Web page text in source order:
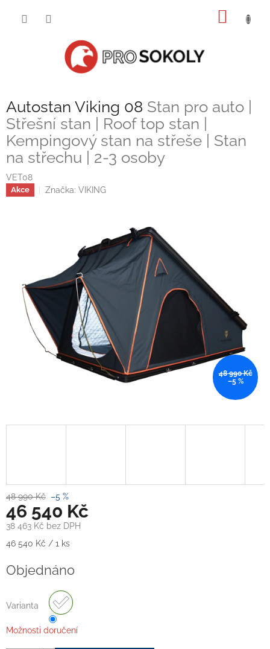
Autostan Viking 08 Stan pro auto |
Střešní stan | Roof top stan |
Kempingový stan na střeše | Stan
na střechu | 2-3 osoby
VET08
Akce Značka: VIKING
48 990 Kč
–5 %
48 990 Kč –5 %
46 540 Kč
38 463 Kč bez DPH
Měrná
46 540 Kč / 1 ks
Objednáno
Varianta
Možnosti doručení